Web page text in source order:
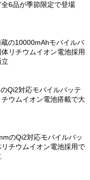
6品が季節限定で登場
の10000mAhモバイルバ
リチウムイオン電池採用
Qi2対応モバイルバッテ
ウムイオン電池搭載で大
のQi2対応モバイルバッ
チウムイオン電池採用で